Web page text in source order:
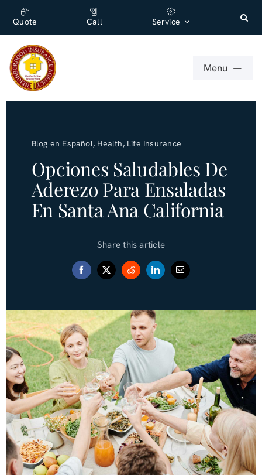
content
content
Quote Call Service
Menu
For Businesses
About
Office
Contact
Blog en Español, Health, Life Insurance
Opciones Saludables De
Aderezo Para Ensaladas
En Santa Ana California
Share this article